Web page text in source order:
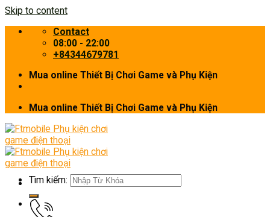
Skip to content
Contact
08:00 - 22:00
+84344679781
Mua online Thiết Bị Chơi Game và Phụ Kiện
Mua online Thiết Bị Chơi Game và Phụ Kiện
Tìm kiếm: